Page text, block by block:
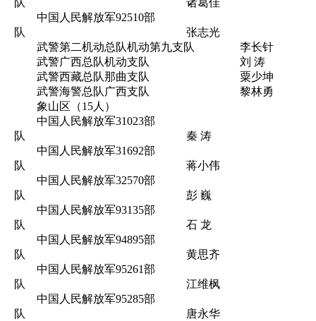
队 诸葛佳
中国人民解放军92510部
队 张志光
武警第二机动总队机动第九支队 李长针
武警广西总队机动支队 刘 涛
武警西藏总队那曲支队 粟少坤
武警海警总队广西支队 黎林勇
象山区（15人）
中国人民解放军31023部
队 秦 涛
中国人民解放军31692部
队 蒋小伟
中国人民解放军32570部
队 彭 巍
中国人民解放军93135部
队 石 龙
中国人民解放军94895部
队 黄思齐
中国人民解放军95261部
队 江维枫
中国人民解放军95285部
队 唐永华